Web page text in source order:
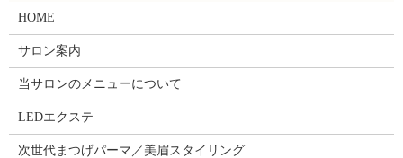
HOME
サロン案内
当サロンのメニューについて
LEDエクステ
次世代まつげパーマ／美眉スタイリング